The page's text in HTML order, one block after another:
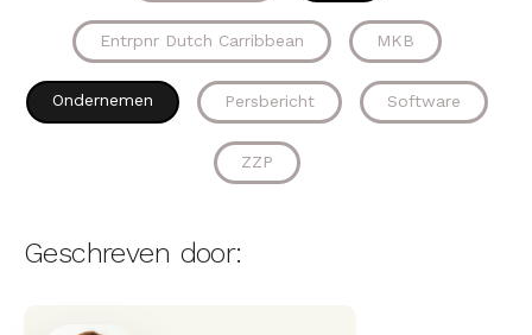
Entrpnr Dutch Carribbean MKB
Ondernemen Persbericht Software
ZZP
Geschreven door: